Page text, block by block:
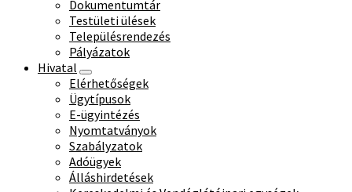
Dokumentumtár
Testületi ülések
Településrendezés
Pályázatok
Hivatal
Elérhetőségek
Ügytípusok
E-ügyintézés
Nyomtatványok
Szabályzatok
Adóügyek
Álláshirdetések